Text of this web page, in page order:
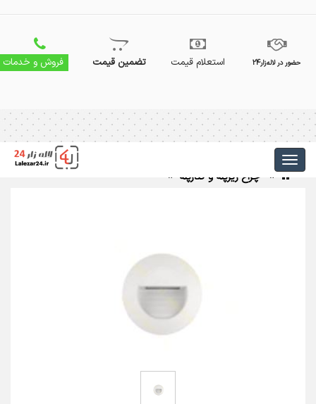
حضور در لاله‌زار24 استعلام قیمت تضمین قیمت فروش و خدمات
چراغ زیرپله و کنارپله